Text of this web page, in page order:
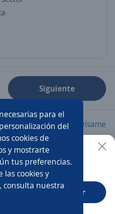
para el
del
cookies de
y mostrarte
tus preferencias.
las cookies y
consulta nuestra
Siguiente
Avísame
fácil en la app
Abrir